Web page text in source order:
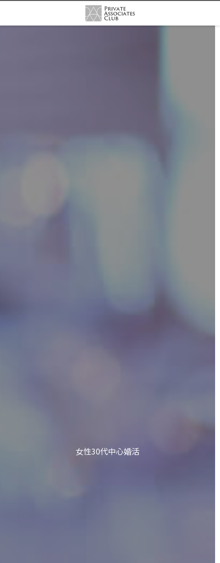
女性30代中心婚活